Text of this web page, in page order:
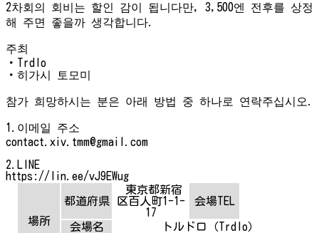
2차회의 회비는 할인 감이 됩니다만, 3,500엔 전후를 상정
해 주면 좋을까 생각합니다.
주최
・Trdlo
・히가시 토모미
참가 희망하시는 분은 아래 방법 중 하나로 연락주십시오.
1.이메일 주소
contact.xiv.tmm@gmail.com
2.LINE
https://lin.ee/vJ9EWug
場所
都道府県
東京都新宿
区百人町1-1-
17
会場TEL
会場名
トルドロ（Trdlo）